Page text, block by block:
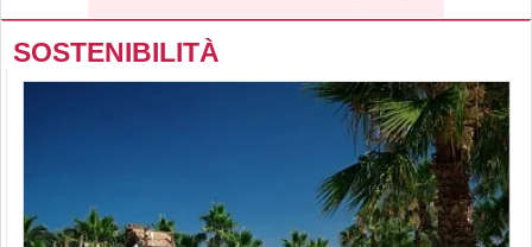
SOSTENIBILITÀ